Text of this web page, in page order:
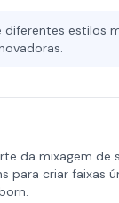
diferentes estilos
da mixagem de
para criar faixas